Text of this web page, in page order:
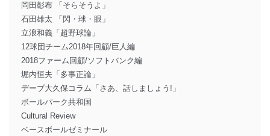
岡田彰布 「そらそうよ」
石田雄太 「閃・球・眼」
立浪和義「超野球論」
12球団チーム2018年回顧/巨人編
2018ファーム回顧/ソフトバンク編
堀内恒夫「多事正論」
デーブ大久保コラム「さあ、話しましょう!」
ボールパーク共和国
Cultural Review
ベースボールゼミナール